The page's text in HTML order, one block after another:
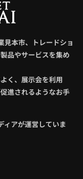
本市、トレードショ
品やサービスを集め
く、展示会を利用
進されるようなお手
ィアが運営していま